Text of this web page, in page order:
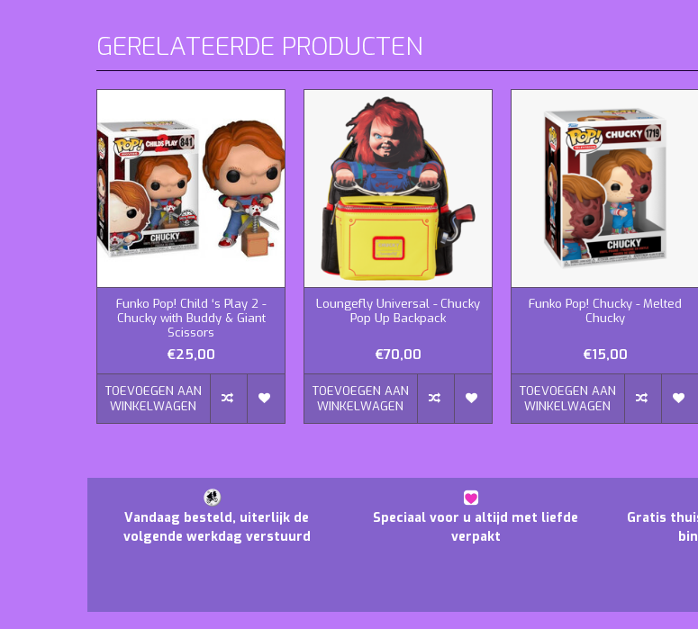
GERELATEERDE PRODUCTEN
Funko Pop! Child ‘s Play 2 -
Chucky with Buddy & Giant
Scissors
€25,00
TOEVOEGEN AAN
WINKELWAGEN
Loungefly Universal - Chucky
Pop Up Backpack
€70,00
TOEVOEGEN AAN
WINKELWAGEN
Funko Pop! Chucky - Melted
Chucky
€15,00
TOEVOEGEN AAN
WINKELWAGEN
Vandaag besteld, uiterlijk de
volgende werkdag verstuurd
Speciaal voor u altijd met liefde
verpakt
Gratis